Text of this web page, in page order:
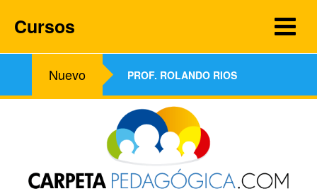
Nuevo PROF. ROLANDO RIOS
Cursos